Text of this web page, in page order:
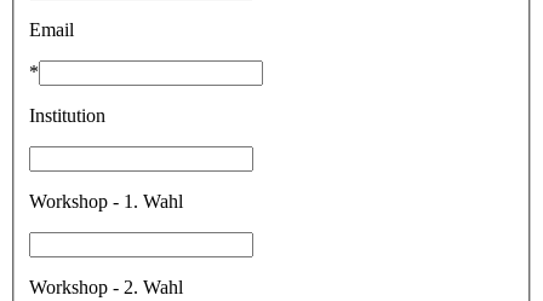
Email
*
Institution
Workshop - 1. Wahl
Workshop - 2. Wahl